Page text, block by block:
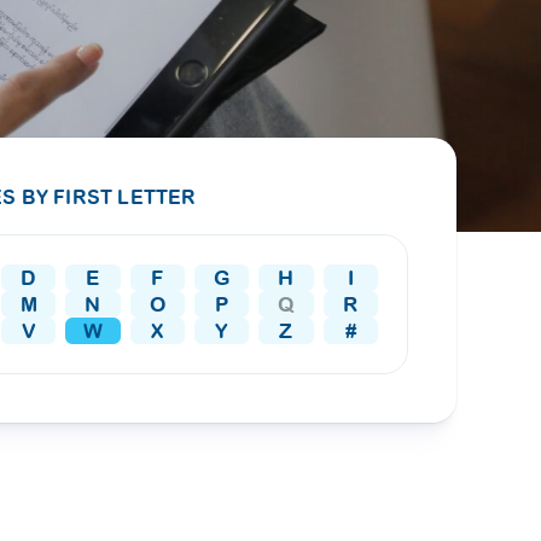
DISEASES AND CONDITIONS
22 APR 2026
ဆစ် ပြင်းထန်ကူးစက်ရောဂါ)
လီယွိုက်ဒိုးဆစ် ပြင်းထန်
ကူးစက်ရောဂါ...
PRESS RELEASE
29 AUG 2024
CLL HEALTH unveils
primary care
services
Yangon, Myanmar, 29
August 2024 — CLL
BY FIRST LETTER
D E F G H
I
M N O P Q
R
V W X Y Z #